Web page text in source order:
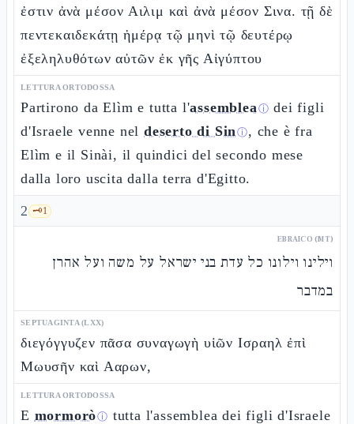
ἐστιν ἀνὰ μέσον Αιλιμ καὶ ἀνὰ μέσον Σινα. τῇ δὲ
πεντεκαιδεκάτῃ ἡμέρᾳ τῷ μηνὶ τῷ δευτέρῳ
ἐξεληλυθότων αὐτῶν ἐκ γῆς Αἰγύπτου
LETTURA ORTODOSSA
Partirono da Elìm e tutta l'assembleaⓘ dei figli
d'Israele venne neldeserto di Sinⓘ, che è fra
Elìm e il Sinài, il quindici del secondo mese
dalla loro uscita dalla terra d'Egitto.
2 🗝️1
EBRAICO (MT)
וילינו וילונו כל עדת בני ישראל על משה ועל אהרן
במדבר
SEPTUAGINTA (LXX)
διεγόγγυζεν πᾶσα συναγωγὴ υἱῶν Ισραηλ ἐπὶ
Μωυσῆν καὶ Ααρων,
LETTURA ORTODOSSA
E mormoròⓘ tutta l'assemblea dei figli d'Israele